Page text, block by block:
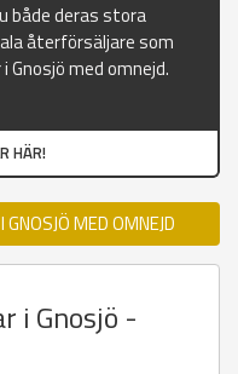
både deras stora
återförsäljare som
Gnosjö med omnejd.
HÄR!
MED OMNEJD
i Gnosjö -